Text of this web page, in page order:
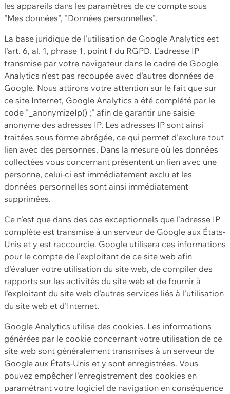
les appareils dans les paramètres de ce compte sous
"Mes données", "Données personnelles".
La base juridique de l'utilisation de Google Analytics est
l'art. 6, al. 1, phrase 1, point f du RGPD. L'adresse IP
transmise par votre navigateur dans le cadre de Google
Analytics n'est pas recoupée avec d'autres données de
Google. Nous attirons votre attention sur le fait que sur
ce site Internet, Google Analytics a été complété par le
code "_anonymizeIp() ;" afin de garantir une saisie
anonyme des adresses IP. Les adresses IP sont ainsi
traitées sous forme abrégée, ce qui permet d'exclure tout
lien avec des personnes. Dans la mesure où les données
collectées vous concernant présentent un lien avec une
personne, celui-ci est immédiatement exclu et les
données personnelles sont ainsi immédiatement
supprimées.
Ce n'est que dans des cas exceptionnels que l'adresse IP
complète est transmise à un serveur de Google aux États-
Unis et y est raccourcie. Google utilisera ces informations
pour le compte de l'exploitant de ce site web afin
d'évaluer votre utilisation du site web, de compiler des
rapports sur les activités du site web et de fournir à
l'exploitant du site web d'autres services liés à l'utilisation
du site web et d'Internet.
Google Analytics utilise des cookies. Les informations
générées par le cookie concernant votre utilisation de ce
site web sont généralement transmises à un serveur de
Google aux États-Unis et y sont enregistrées. Vous
pouvez empêcher l'enregistrement des cookies en
paramétrant votre logiciel de navigation en conséquence